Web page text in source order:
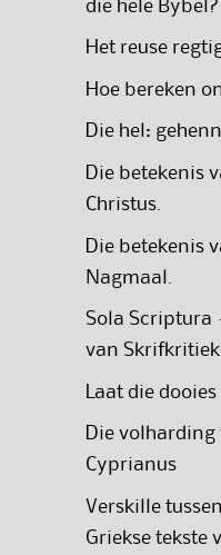
die hele Bybel?
Het reuse
Hoe bereken
Die hel:
Die betekenis
Christus.
Die betekenis
Nagmaal.
Sola Scriptura
van
Laat die
Die volharding
Cyprianus
Verskille
Griekse tekste